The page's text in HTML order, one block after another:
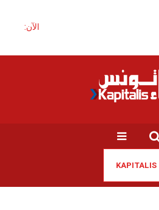
الآن:
KAPITALIS